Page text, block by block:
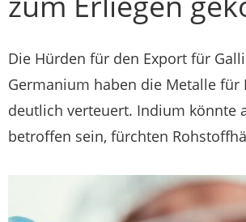
Die Hürden für den Export für
Germanium haben die Metalle für
deutlich verteuert. Indium könnte
betroffen sein, fürchten